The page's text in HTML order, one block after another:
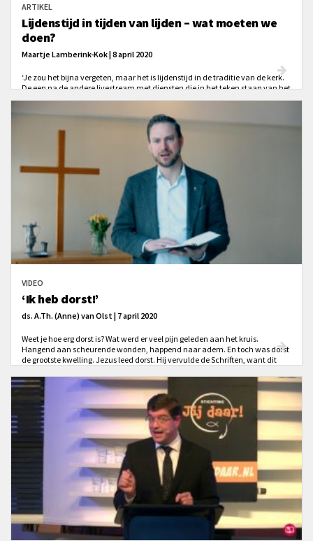
ARTIKEL
Lijdenstijd in tijden van lijden – wat moeten we
doen?
Maartje Lamberink-Kok | 8 april 2020
‘Je zou het bijna vergeten, maar het is lijdenstijd in de traditie van de kerk.
De een na de andere livestream met diensten die in het teken staan van het
VIDEO
‘Ik heb dorst!’
ds. A.Th. (Anne) van Olst | 7 april 2020
Weet je hoe erg dorst is? Wat werd er veel pijn geleden aan het kruis.
Hangend aan scheurende wonden, happend naar adem. En toch was dorst
de grootste kwelling. Jezus leed dorst. Hij vervulde de Schriften, want dit